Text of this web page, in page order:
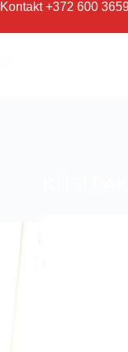
Kontakt+372 600